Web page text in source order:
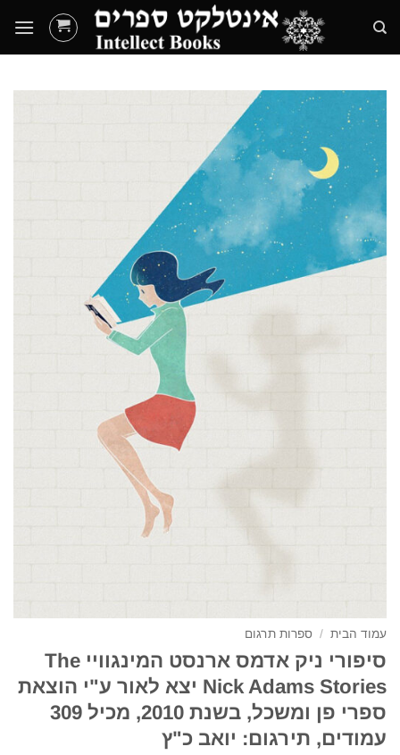
content
עמוד הבית / ספרות תרגום
סיפורי ניק אדמס ארנסט המינגוויי The
Nick Adams Stories יצא לאור ע"י הוצאת
ספרי פן ומשכל, בשנת 2010, מכיל 309
עמודים, תירגום: יואב כ"ץ